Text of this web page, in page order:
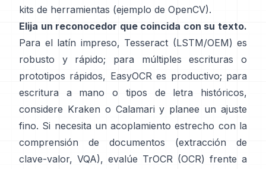
kits de herramientas (ejemplo de OpenCV).
Elija un reconocedor que coincida con su texto.
Para el latín impreso, Tesseract (LSTM/OEM) es
robusto y rápido; para múltiples escrituras o
prototipos rápidos, EasyOCR es productivo; para
escritura a mano o tipos de letra históricos,
considere Kraken o Calamari y planee un ajuste
fino. Si necesita un acoplamiento estrecho con la
comprensión de documentos (extracción de
clave-valor, VQA), evalúe TrOCR (OCR) frente a